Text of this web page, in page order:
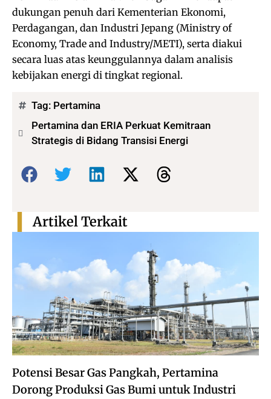
dukungan penuh dari Kementerian Ekonomi,
Perdagangan, dan Industri Jepang (Ministry of
Economy, Trade and Industry/METI), serta diakui
secara luas atas keunggulannya dalam analisis
kebijakan energi di tingkat regional.
Tag: Pertamina
Pertamina dan ERIA Perkuat Kemitraan
Strategis di Bidang Transisi Energi
Bagikan:
Potensi Besar Gas Pangkah, Pertamina
Dorong Produksi Gas Bumi untuk Industri
Artikel Terkait